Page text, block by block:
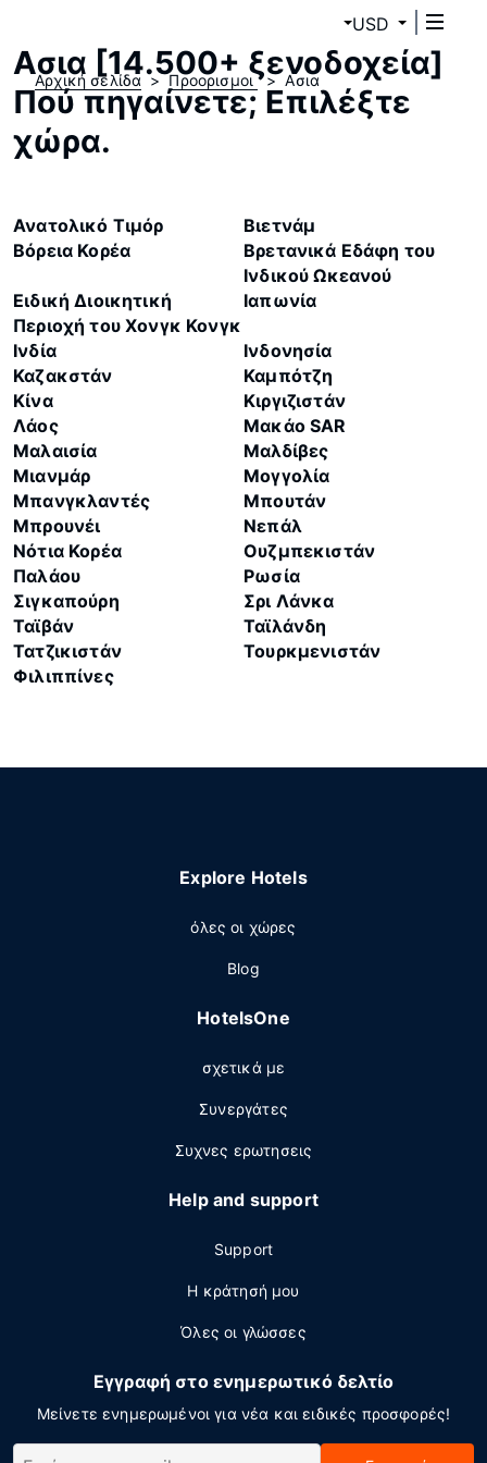
USD
Αρχική σελίδα Προορισμοι Ασια
Ασια [14.500+ ξενοδοχεία]
Πού πηγαίνετε; Επιλέξτε
χώρα.
Ανατολικό Τιμόρ
Βιετνάμ
Βόρεια Κορέα
Βρετανικά Εδάφη του
Ινδικού Ωκεανού
Ειδική Διοικητική
Περιοχή του Χονγκ Κονγκ
Ιαπωνία
Ινδία
Ινδονησία
Καζακστάν
Καμπότζη
Κίνα
Κιργιζιστάν
Λάος
Μακάο SAR
Μαλαισία
Μαλδίβες
Μιανμάρ
Μογγολία
Μπανγκλαντές
Μπουτάν
Μπρουνέι
Νεπάλ
Νότια Κορέα
Ουζμπεκιστάν
Παλάου
Ρωσία
Σιγκαπούρη
Σρι Λάνκα
Ταϊβάν
Ταϊλάνδη
Τατζικιστάν
Τουρκμενιστάν
Φιλιππίνες
Explore Hotels
όλες οι χώρες
Blog
HotelsOne
σχετικά με
Συνεργάτες
Συχνες ερωτησεις
Help and support
Support
Η κράτησή μου
Όλες οι γλώσσες
Εγγραφή στο ενημερωτικό δελτίο
Μείνετε ενημερωμένοι για νέα και ειδικές προσφορές!